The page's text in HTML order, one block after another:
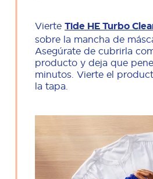
Vierte Tide HE Turbo
sobre la mancha de
Asegúrate de cubrirla
producto y deja que
minutos. Vierte el
la tapa.